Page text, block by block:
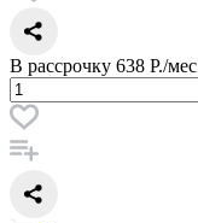
В рассрочку 638 Р./мес